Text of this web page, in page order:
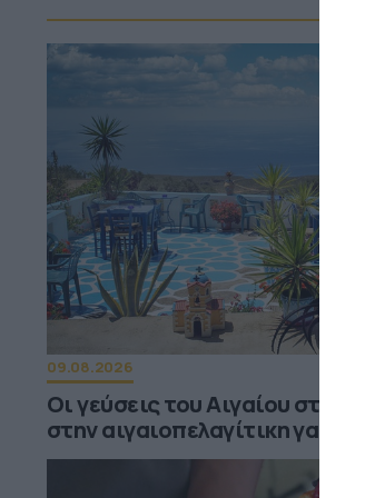
09.08.2026
Οι γεύσεις του Αιγαίου στο
στην αιγαιοπελαγίτικη